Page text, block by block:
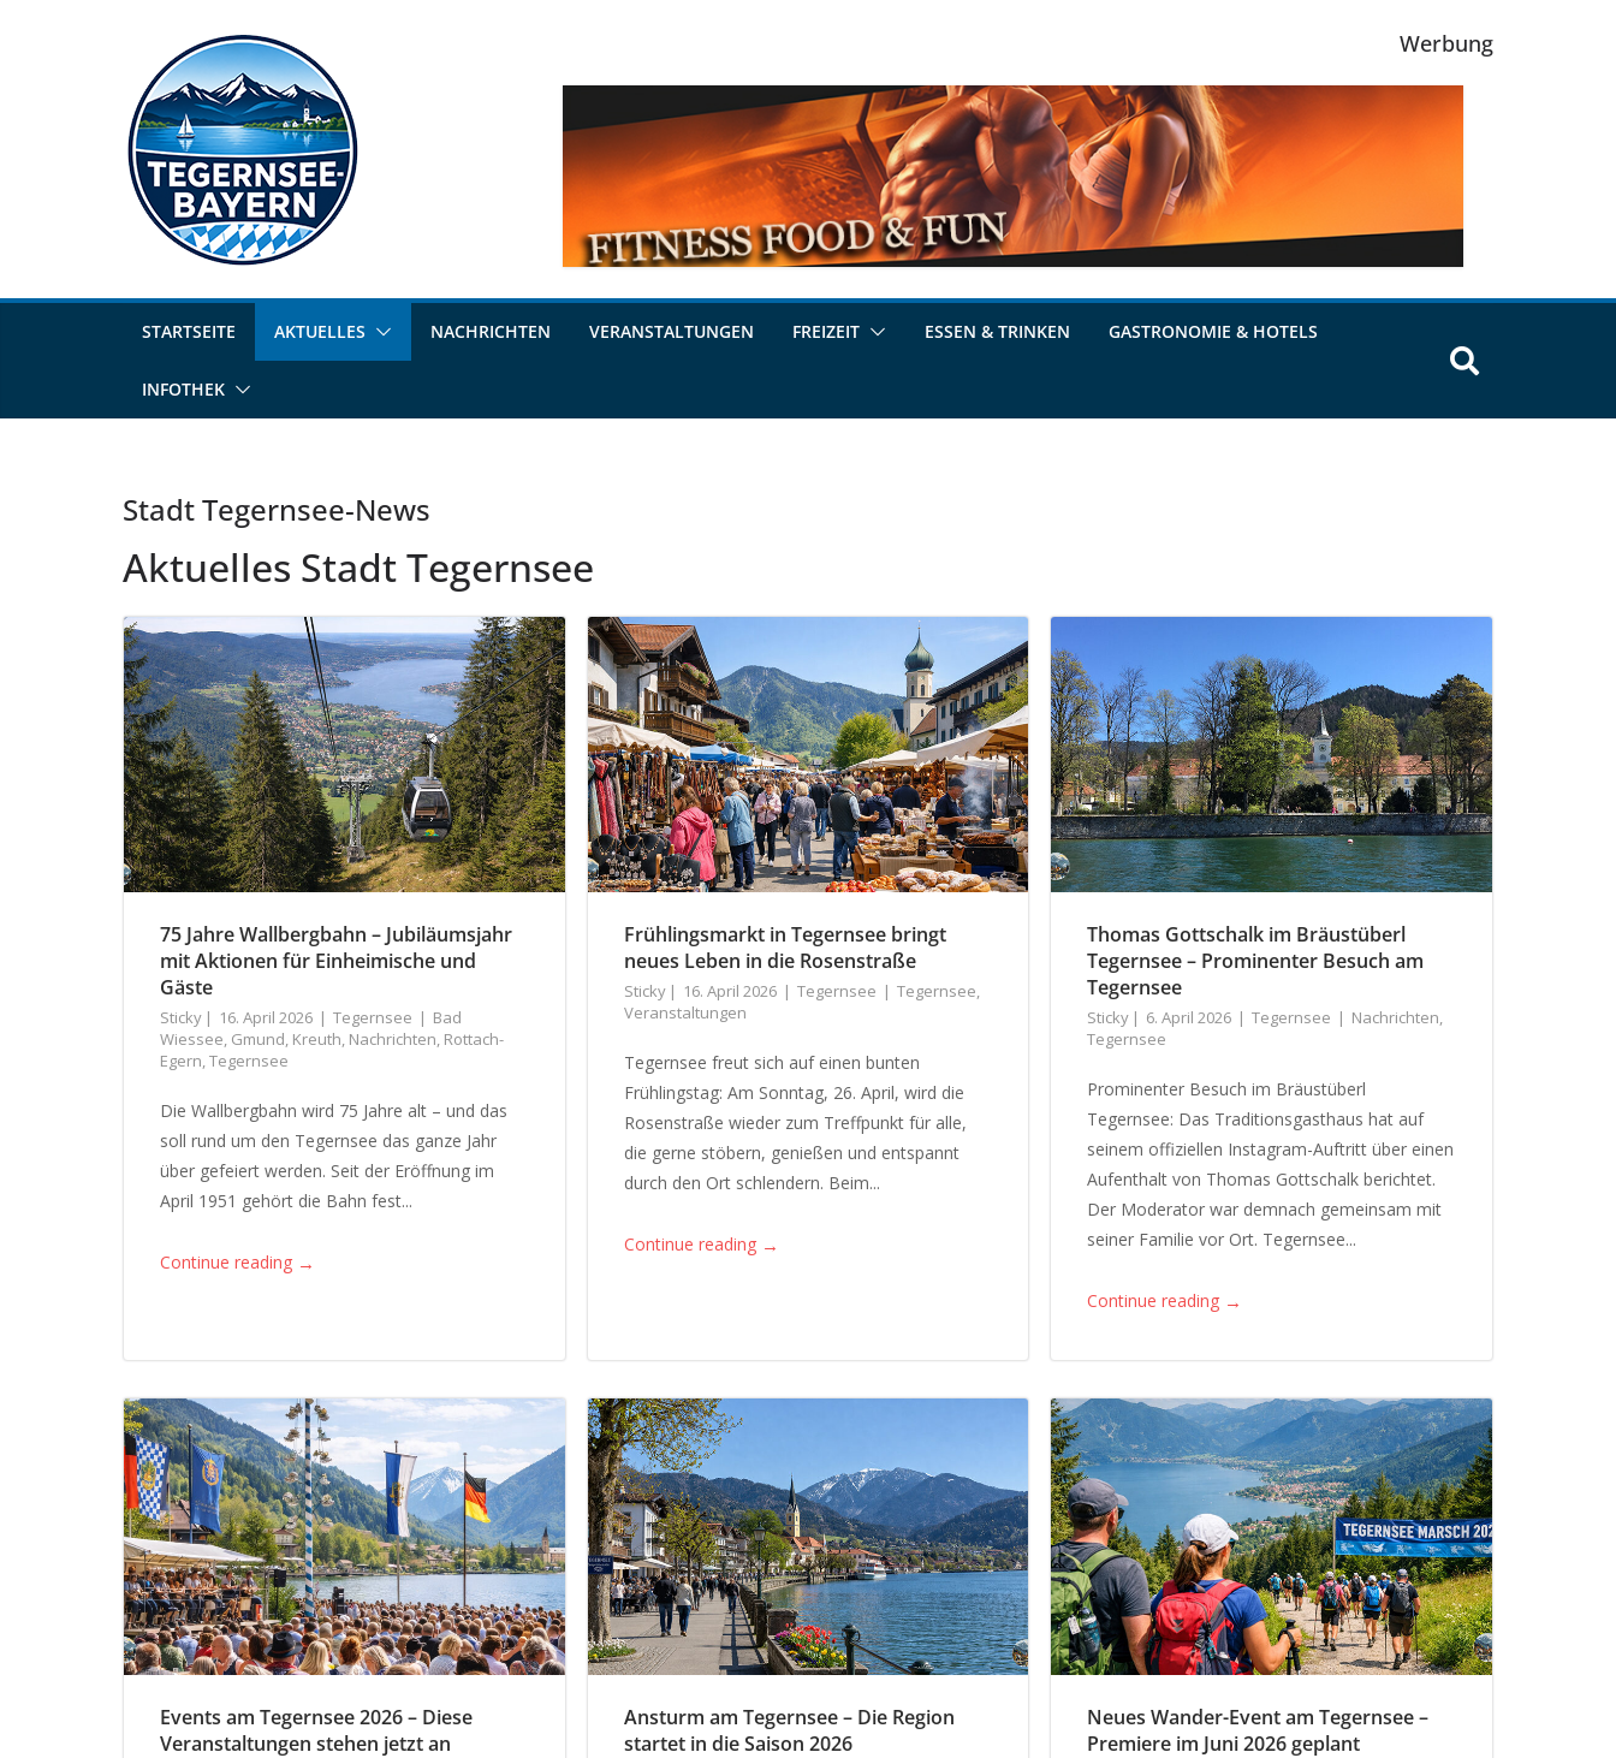
Werbung
STARTSEITE AKTUELLES NACHRICHTEN VERANSTALTUNGEN FREIZEIT ESSEN & TRINKEN GASTRONOMIE & HOTELS
INFOTHEK
Stadt Tegernsee-News
Aktuelles Stadt Tegernsee
75 Jahre Wallbergbahn – Jubiläumsjahr
mit Aktionen für Einheimische und
Gäste
Sticky 16. April 2026 Tegernsee
Bad
Wiessee, Gmund, Kreuth, Nachrichten, Rottach-
Egern,Tegernsee
Die Wallbergbahn wird 75 Jahre alt – und das
soll rund um den Tegernsee das ganze Jahr
über gefeiert werden. Seit der Eröffnung im
April 1951 gehört die Bahn fest...
Continue reading →
Frühlingsmarkt in Tegernsee bringt
neues Leben in die Rosenstraße
Sticky 16. April 2026 Tegernsee Tegernsee,
Veranstaltungen
Tegernsee freut sich auf einen bunten
Frühlingstag: Am Sonntag, 26. April, wird die
Rosenstraße wieder zum Treffpunkt für alle,
die gerne stöbern, genießen und entspannt
durch den Ort schlendern. Beim...
Continue reading →
Thomas Gottschalk im Bräustüberl
Tegernsee – Prominenter Besuch am
Tegernsee
Sticky 6. April 2026 Tegernsee Nachrichten,
Tegernsee
Prominenter Besuch im Bräustüberl
Tegernsee: Das Traditionsgasthaus hat auf
seinem offiziellen Instagram-Auftritt über einen
Aufenthalt von Thomas Gottschalk berichtet.
Der Moderator war demnach gemeinsam mit
seiner Familie vor Ort. Tegernsee...
Continue reading →
Events am Tegernsee 2026 – Diese
Veranstaltungen stehen jetzt an
Ansturm am Tegernsee – Die Region
startet in die Saison 2026
Neues Wander-Event am Tegernsee –
Premiere im Juni 2026 geplant